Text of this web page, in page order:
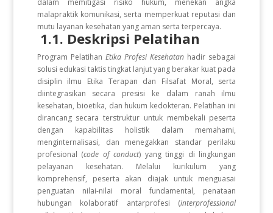
dalam memitigasi risiko hukum, menekan angka
malapraktik komunikasi, serta memperkuat reputasi dan
mutu layanan kesehatan yang aman serta terpercaya.
1.1. Deskripsi Pelatihan
Program Pelatihan Etika Profesi Kesehatan hadir sebagai
solusi edukasi taktis tingkat lanjut yang berakar kuat pada
disiplin ilmu Etika Terapan dan Filsafat Moral, serta
diintegrasikan secara presisi ke dalam ranah ilmu
kesehatan, bioetika, dan hukum kedokteran. Pelatihan ini
dirancang secara terstruktur untuk membekali peserta
dengan kapabilitas holistik dalam memahami,
menginternalisasi, dan menegakkan standar perilaku
profesional (code of conduct) yang tinggi di lingkungan
pelayanan kesehatan. Melalui kurikulum yang
komprehensif, peserta akan diajak untuk menguasai
penguatan nilai-nilai moral fundamental, penataan
hubungan kolaboratif antarprofesi (interprofessional